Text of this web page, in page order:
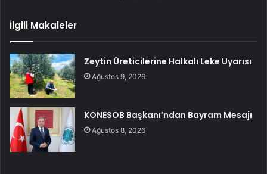
İlgili Makaleler
Zeytin Üreticilerine Halkalı Leke Uyarısı
Ağustos 9, 2026
KONESOB Başkanı’ndan Bayram Mesajı
Ağustos 8, 2026